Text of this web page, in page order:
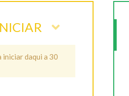
iniciar daqui a 30